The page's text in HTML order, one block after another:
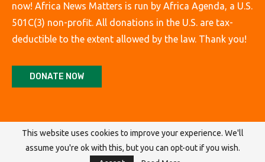
now! Africa News Matters is run by Africa Agenda, a U.S.
501C(3) non-profit. All donations in the U.S. are tax-
deductible to the extent allowed by the law. Thank you!
DONATE NOW
@2026 Africa Agenda. All Rights Reserved.
This website uses cookies to improve your experience. We'll
assume you're ok with this, but you can opt-out if you wish.